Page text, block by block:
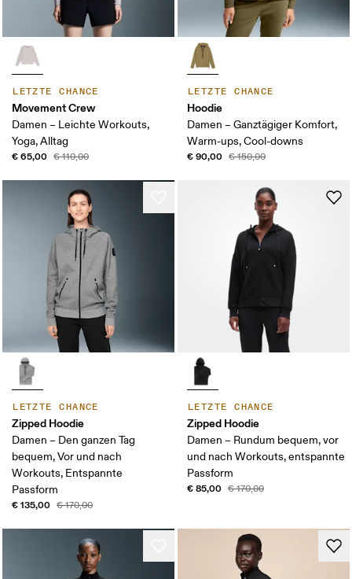
LETZTE CHANCE
Movement Crew
Damen – Leichte Workouts,
Yoga, Alltag
€ 65,00 € 110,00
LETZTE CHANCE
Hoodie
Damen – Ganztägiger Komfort,
Warm-ups, Cool-downs
€ 90,00 € 150,00
LETZTE CHANCE
Zipped Hoodie
Damen – Den ganzen Tag
bequem, Vor und nach
Workouts, Entspannte
Passform
€ 135,00 € 170,00
LETZTE CHANCE
Zipped Hoodie
Damen – Rundum bequem, vor
und nach Workouts, entspannte
Passform
€ 85,00 € 170,00